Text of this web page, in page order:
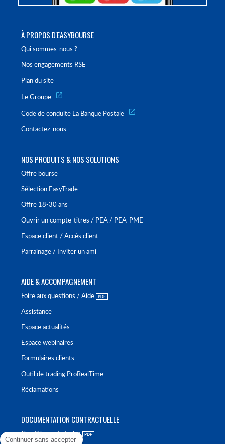
À PROPOS D'EASYBOURSE
Qui sommes-nous ?
Nos engagements RSE
Plan du site
Le Groupe
Code de conduite La Banque Postale
Contactez-nous
NOS PRODUITS & NOS SOLUTIONS
Offre bourse
Sélection EasyTrade
Offre 18-30 ans
Ouvrir un compte-titres / PEA / PEA-PME
Espace client / Accès client
Parrainage / Inviter un ami
AIDE & ACCOMPAGNEMENT
Foire aux questions / Aide
Assistance
Espace actualités
Espace webinaires
Formulaires clients
Outil de trading ProRealTime
Réclamations
DOCUMENTATION CONTRACTUELLE
Conditions générales
Continuer sans accepter